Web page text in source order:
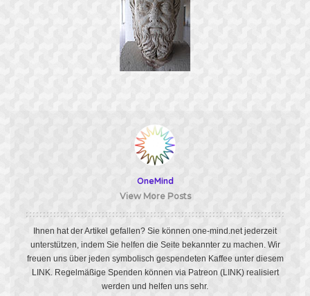
OneMind
View More Posts
Ihnen hat der Artikel gefallen? Sie können one-mind.net jederzeit
unterstützen, indem Sie helfen die Seite bekannter zu machen. Wir
freuen uns über jeden symbolisch gespendeten Kaffee unter diesem
LINK. Regelmäßige Spenden können via Patreon (LINK)realisiert
werden und helfen uns sehr.